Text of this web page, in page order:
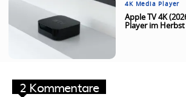
4K Media Player
Apple TV 4K
Player im Herbst
2 Kommentare